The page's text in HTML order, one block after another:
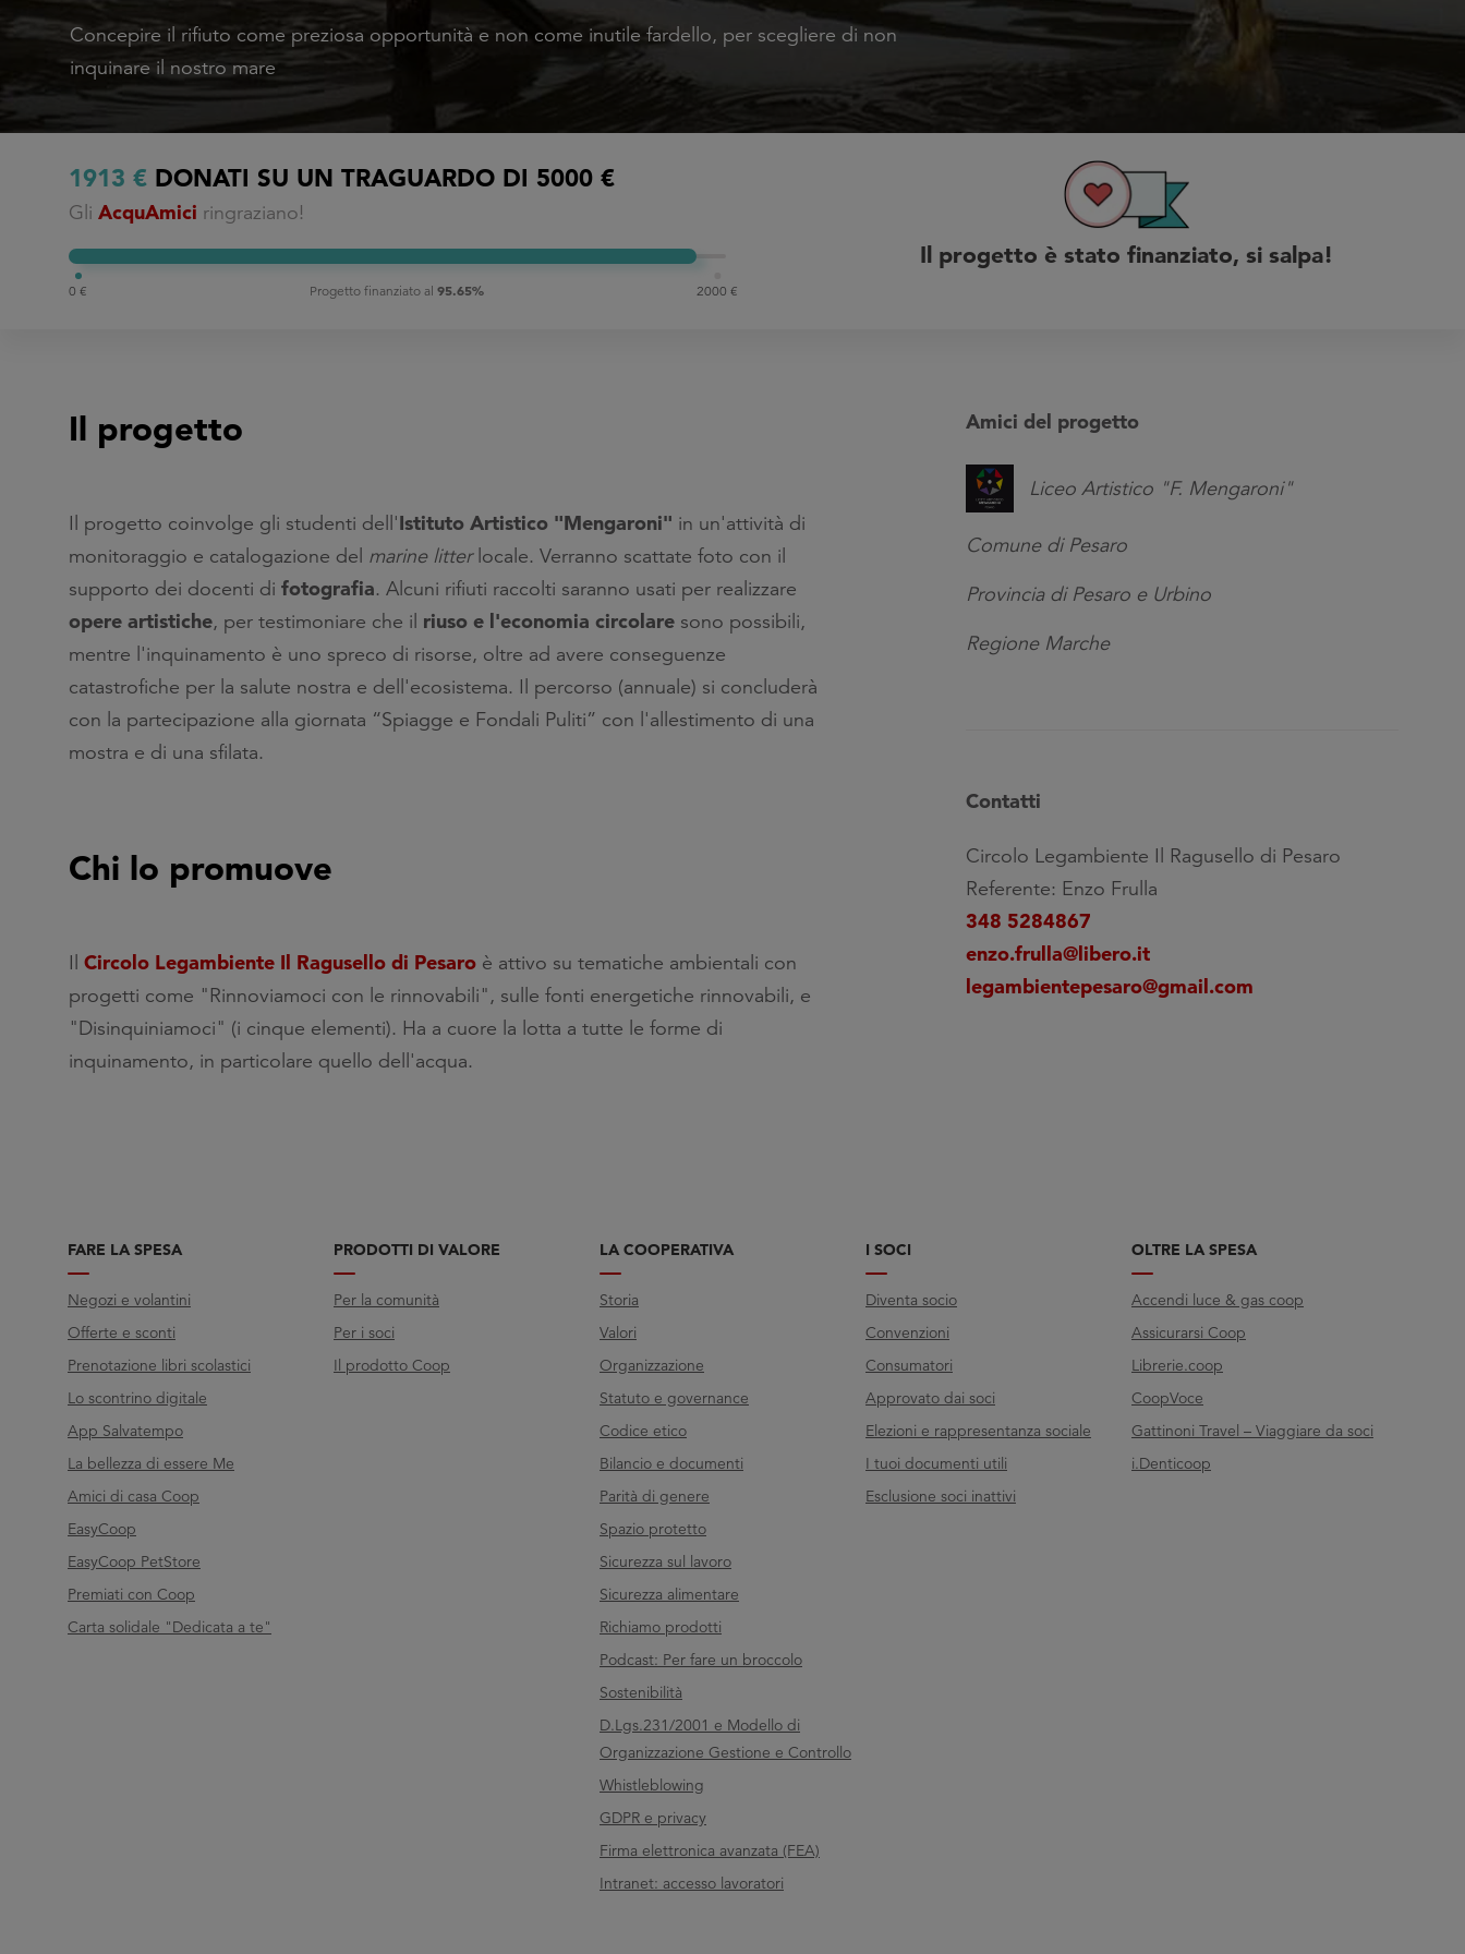
Concepire il rifiuto come preziosa opportunità e non come inutile fardello, per scegliere di non
inquinare il nostro mare
1913 € DONATI SU UN TRAGUARDO DI 5000 €
Gli AcquAmici ringraziano!
0 € Progetto finanziato al95.65% 2000 €
Il progetto è stato finanziato, si salpa!
Il progetto
Il progetto coinvolge gli studenti dell'Istituto Artistico "Mengaroni" in un'attività di
monitoraggio e catalogazione del marine litter locale. Verranno scattate foto con il
supporto dei docenti di fotografia. Alcuni rifiuti raccolti saranno usati per realizzare
opere artistiche, per testimoniare che il riuso e l'economia circolare sono possibili,
mentre l'inquinamento è uno spreco di risorse, oltre ad avere conseguenze
catastrofiche per la salute nostra e dell'ecosistema. Il percorso (annuale) si concluderà
con la partecipazione alla giornata “Spiagge e Fondali Puliti” con l'allestimento di una
mostra e di una sfilata.
Chi lo promuove
Il Circolo Legambiente Il Ragusello di Pesaro è attivo su tematiche ambientali con
progetti come "Rinnoviamoci con le rinnovabili", sulle fonti energetiche rinnovabili, e
"Disinquiniamoci" (i cinque elementi). Ha a cuore la lotta a tutte le forme di
inquinamento, in particolare quello dell'acqua.
Amici del progetto
Liceo Artistico "F. Mengaroni"
Comune di Pesaro
Provincia di Pesaro e Urbino
Regione Marche
Contatti
Circolo Legambiente Il Ragusello di Pesaro
Referente: Enzo Frulla
348 5284867
enzo.frulla@libero.it
legambientepesaro@gmail.com
FARE LA SPESA
Negozi e volantini
Offerte e sconti
Prenotazione libri scolastici
Lo scontrino digitale
App Salvatempo
La bellezza di essere Me
Amici di casa Coop
EasyCoop
EasyCoop PetStore
Premiati con Coop
Carta solidale "Dedicata a te"
PRODOTTI DI VALORE
Per la comunità
Per i soci
Il prodotto Coop
LA COOPERATIVA
Storia
Valori
Organizzazione
Statuto e governance
Codice etico
Bilancio e documenti
Parità di genere
Spazio protetto
Sicurezza sul lavoro
Sicurezza alimentare
Richiamo prodotti
Podcast: Per fare un broccolo
Sostenibilità
D.Lgs.231/2001 e Modello di
Organizzazione Gestione e Controllo
Whistleblowing
GDPR e privacy
Firma elettronica avanzata (FEA)
Intranet: accesso lavoratori
I SOCI
Diventa socio
Convenzioni
Consumatori
Approvato dai soci
Elezioni e rappresentanza sociale
I tuoi documenti utili
Esclusione soci inattivi
OLTRE LA SPESA
Accendi luce & gas coop
Assicurarsi Coop
Librerie.coop
CoopVoce
Gattinoni Travel – Viaggiare da soci
i.Denticoop